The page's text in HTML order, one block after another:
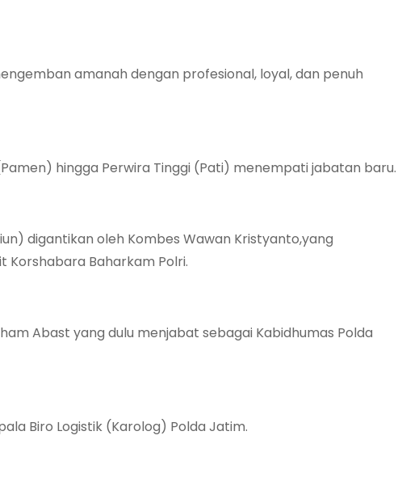
amanah dengan profesional, loyal, dan penuh
hingga Perwira Tinggi (Pati) menempati jabatan baru.
digantikan oleh Kombes Wawan Kristyanto,yang
Baharkam Polri.
Abast yang dulu menjabat sebagai Kabidhumas Polda
Biro Logistik (Karolog) Polda Jatim.